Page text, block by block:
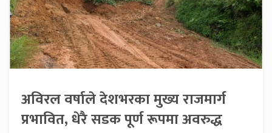
अविरल वर्षाले देशभरका मुख्य राजमार्ग
प्रभावित, धेरै सडक पूर्ण रूपमा अवरुद्ध